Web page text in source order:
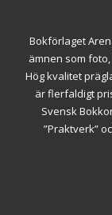
Bokförlaget
ämnen som
Hög kvalitet
är flerfaldigt
Svensk
”Praktverk”